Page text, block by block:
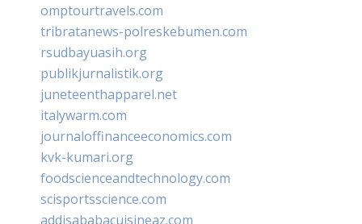
omptourtravels.com
tribratanews-polreskebumen.com
rsudbayuasih.org
publikjurnalistik.org
juneteenthapparel.net
italywarm.com
journaloffinanceeconomics.com
kvk-kumari.org
foodscienceandtechnology.com
scisportsscience.com
addisababacuisineaz.com